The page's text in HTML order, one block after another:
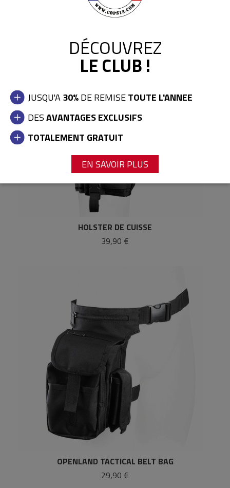
DÉCOUVREZ
LE CLUB !
JUSQU'A30%DE REMISETOUTE L'ANNEE
DESAVANTAGES EXCLUSIFS
TOTALEMENT GRATUIT
EN SAVOIR PLUS
18,90 €
HOLSTER DE CUISSE
39,90 €
OPENLAND TACTICAL BELT BAG
29,90 €